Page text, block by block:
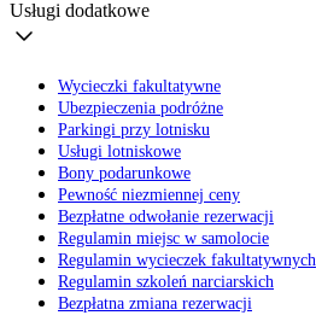
Usługi dodatkowe
Wycieczki fakultatywne
Ubezpieczenia podróżne
Parkingi przy lotnisku
Usługi lotniskowe
Bony podarunkowe
Pewność niezmiennej ceny
Bezpłatne odwołanie rezerwacji
Regulamin miejsc w samolocie
Regulamin wycieczek fakultatywnych
Regulamin szkoleń narciarskich
Bezpłatna zmiana rezerwacji